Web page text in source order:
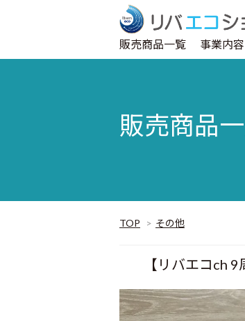
販売商品一覧 事業内
販売商品
TOP > その他
【リバエコch